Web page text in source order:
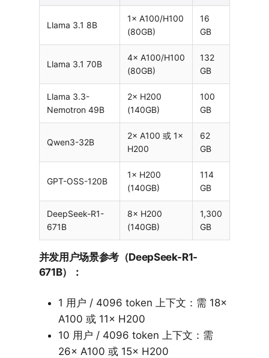
Llama 3.1 8B
1× A100/H100
(80GB)
16
GB
Llama 3.1 70B
4× A100/H100
(80GB)
132
GB
Llama 3.3-
Nemotron 49B
2× H200
(140GB)
100
GB
Qwen3-32B
2× A100 或 1×
H200
62
GB
GPT-OSS-120B
1× H200
(140GB)
114
GB
DeepSeek-R1-
671B
8× H200
(140GB)
1,300
GB
并发用户场景参考（DeepSeek-R1-
671B）：
1 用户 / 4096 token 上下文：需 18×
A100 或 11× H200
10 用户 / 4096 token 上下文：需
26× A100 或 15× H200